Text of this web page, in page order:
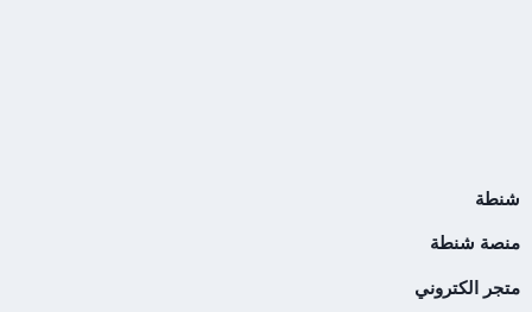
شنطة
منصة شنطة
متجر الكتروني